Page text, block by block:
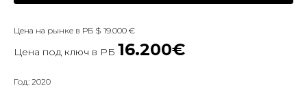
Цена на рынке в РБ $ 19.000 €
Цена под ключ в РБ 16.200€
Год: 2020